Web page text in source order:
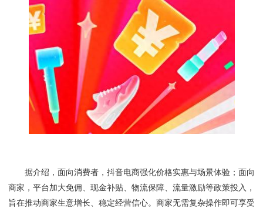
据介绍，面向消费者，抖音电商强化价格实惠与场景体验；面向
商家，平台加大免佣、现金补贴、物流保障、流量激励等政策投入，
旨在推动商家生意增长、稳定经营信心。商家无需复杂操作即可享受